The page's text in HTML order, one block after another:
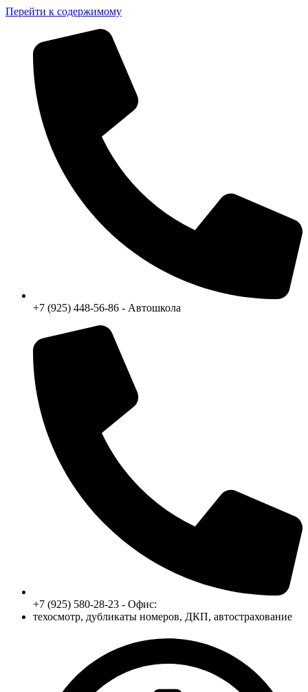
Перейти к содержимому
+7 (925) 448-56-86 - Автошкола
+7 (925) 580-28-23 - Офис:
техосмотр, дубликаты номеров, ДКП, автострахование